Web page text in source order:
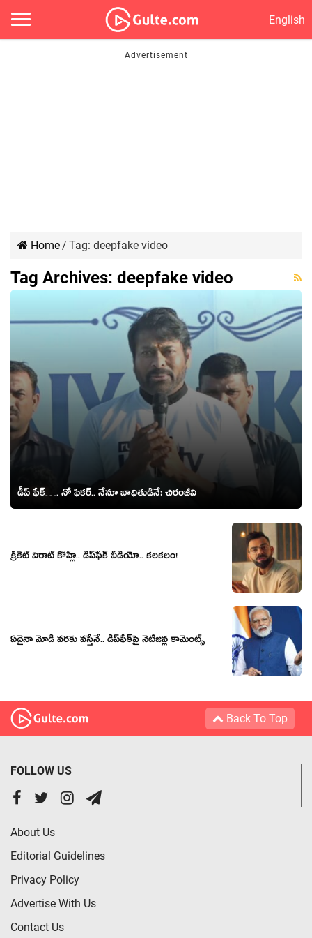
English
Home/ Tag: deepfake video
Tag Archives: deepfake video
డీప్ ఫేక్…. నో ఫిక‌ర్‌.. నేనూ బాధితుడినే: చిరంజీవి
క్రికెట్ విరాట్ కోహ్లీ.. డీప్‌ఫేక్ వీడియో.. క‌ల‌కలం!
ఏదైనా మోడీ వ‌ర‌కు వ‌స్తేనే.. డీప్‌ఫేక్‌పై నెటిజ‌న్ల కామెంట్స్‌
Back To Top
FOLLOW US
About Us
Editorial Guidelines
Privacy Policy
Advertise With Us
Contact Us